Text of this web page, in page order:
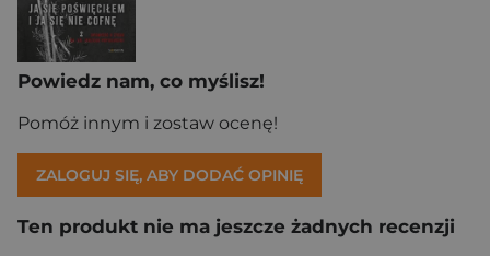
Powiedz nam, co myślisz!
Pomóż innym i zostaw ocenę!
ZALOGUJ SIĘ, ABY DODAĆ OPINIĘ
Ten produkt nie ma jeszcze żadnych recenzji